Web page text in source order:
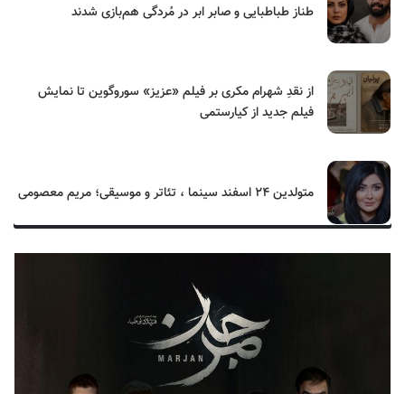
طناز طباطبایی و صابر ابر در مُردگی هم‌بازی شدند
از نقدِ شهرام مکری بر فیلم «عزیز» سوروگوین تا نمایش
فیلم جدید از کیارستمی
متولدین ۲۴ اسفند سینما ، تئاتر و موسیقی؛ مریم معصومی